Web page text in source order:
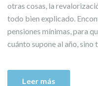
otras cosas, la
todo bien explicado.
pensiones mínimas, para
cuánto supone al año,
Leer más